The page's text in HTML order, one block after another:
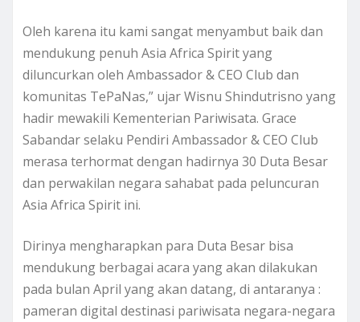
Oleh karena itu kami sangat menyambut baik dan
mendukung penuh Asia Africa Spirit yang
diluncurkan oleh Ambassador & CEO Club dan
komunitas TePaNas,” ujar Wisnu Shindutrisno yang
hadir mewakili Kementerian Pariwisata. Grace
Sabandar selaku Pendiri Ambassador & CEO Club
merasa terhormat dengan hadirnya 30 Duta Besar
dan perwakilan negara sahabat pada peluncuran
Asia Africa Spirit ini.
Dirinya mengharapkan para Duta Besar bisa
mendukung berbagai acara yang akan dilakukan
pada bulan April yang akan datang, di antaranya :
pameran digital destinasi pariwisata negara-negara